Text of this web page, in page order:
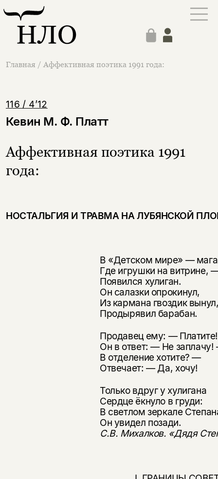
Главная / Аффективная поэтика 1991 года:
116 / 4’12
Кевин М. Ф. Платт
Аффективная поэтика 1991
года:
НОСТАЛЬГИЯ И ТРАВМА НА ЛУБЯНСКОЙ
В «Детском мире» —
Где игрушки на витрине,
Появился хулиган.
Он салазки опрокинул,
Из кармана гвоздик
Продырявил барабан.
Продавец ему: —
Он в ответ: — Не
В отделение хотите? —
Отвечает: — Да, хочу!
Только вдруг у хулигана
Сердце ёкнуло в груди:
В светлом зеркале
Он увидел позади.
С.В. Михалков. «Дядя